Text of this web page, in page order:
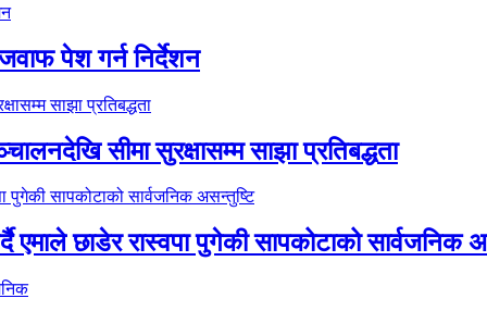
पेश गर्न निर्देशन
सीमा सुरक्षासम्म साझा प्रतिबद्धता
एमाले छाडेर रास्वपा पुगेकी सापकोटाको सार्वजनिक